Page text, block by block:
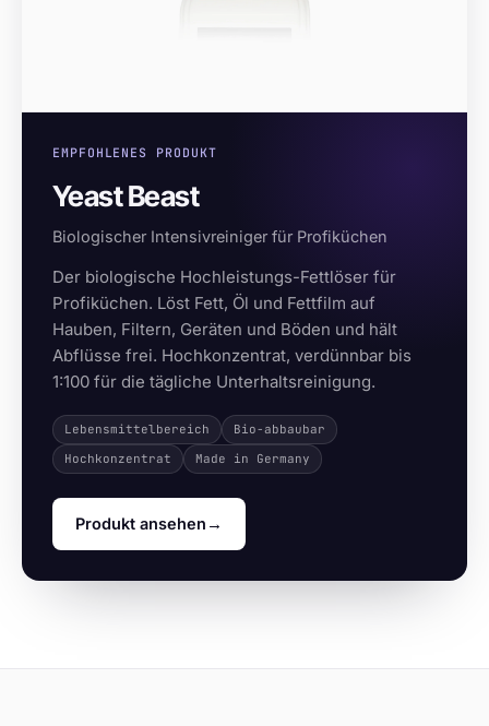
EMPFOHLENES PRODUKT
Yeast Beast
Biologischer Intensivreiniger für Profiküchen
Der biologische Hochleistungs-Fettlöser für
Profiküchen. Löst Fett, Öl und Fettfilm auf
Hauben, Filtern, Geräten und Böden und hält
Abflüsse frei. Hochkonzentrat, verdünnbar bis
1:100 für die tägliche Unterhaltsreinigung.
Lebensmittelbereich
Bio-abbaubar
Hochkonzentrat
Made in Germany
Produkt ansehen →